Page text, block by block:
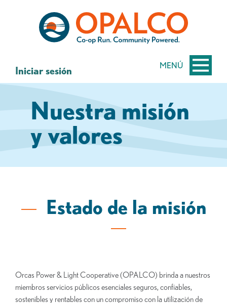
contenido
MENÚ
Iniciar sesión
Nuestra misión
y valores
Estado de la misión
Orcas Power & Light Cooperative (OPALCO) brinda a nuestros
miembros servicios públicos esenciales seguros, confiables,
sostenibles y rentables con un compromiso con la utilización de